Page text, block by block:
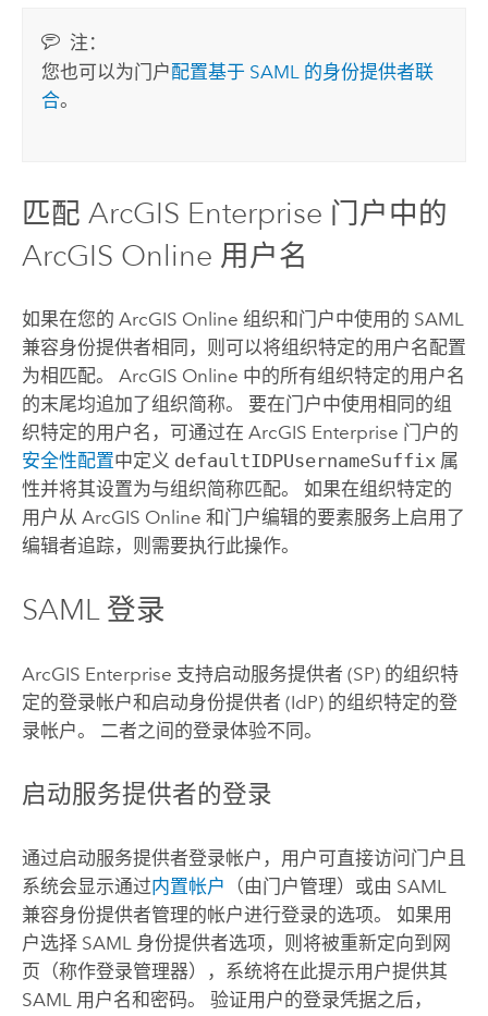
注：
您也可以为门户配置基于 SAML 的身份提供者联
合。
匹配 ArcGIS Enterprise 门户中的
ArcGIS Online 用户名
如果在您的 ArcGIS Online 组织和门户中使用的 SAML
兼容身份提供者相同，则可以将组织特定的用户名配置
为相匹配。 ArcGIS Online 中的所有组织特定的用户名
的末尾均追加了组织简称。 要在门户中使用相同的组
织特定的用户名，可通过在 ArcGIS Enterprise 门户的
安全性配置中定义 defaultIDPUsernameSuffix属
性并将其设置为与组织简称匹配。 如果在组织特定的
用户从 ArcGIS Online 和门户编辑的要素服务上启用了
编辑者追踪，则需要执行此操作。
SAML 登录
ArcGIS Enterprise 支持启动服务提供者 (SP) 的组织特
定的登录帐户和启动身份提供者 (IdP) 的组织特定的登
录帐户。 二者之间的登录体验不同。
启动服务提供者的登录
通过启动服务提供者登录帐户，用户可直接访问门户且
系统会显示通过内置帐户 （由门户管理）或由 SAML
兼容身份提供者管理的帐户进行登录的选项。 如果用
户选择 SAML身份提供者选项，则将被重新定向到网
页（称作登录管理器），系统将在此提示用户提供其
SAML用户名和密码。 验证用户的登录凭据之后，